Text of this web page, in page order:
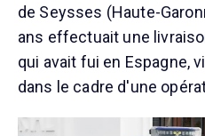
de Seysses (Haute-
ans effectuait une
qui avait fui en Espagne,
dans le cadre d'une